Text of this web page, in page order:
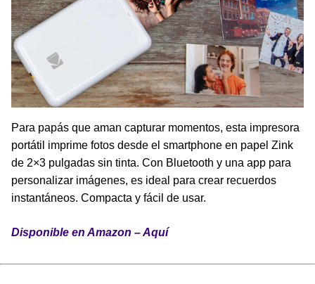
Para papás que aman capturar momentos, esta impresora
portátil imprime fotos desde el smartphone en papel Zink
de 2×3 pulgadas sin tinta. Con Bluetooth y una app para
personalizar imágenes, es ideal para crear recuerdos
instantáneos. Compacta y fácil de usar.
Disponible en Amazon – Aquí